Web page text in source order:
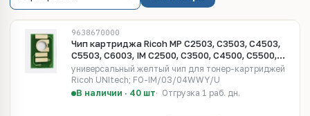
9638670000
Чип картриджа Ricoh MP C2503, C3503, C4503,
C5503, C6003, IM C2500, C3500, C4500, C5500,
C6000 Universal yellow UNItech(Apex)
универсальный желтый чип для тонер-картриджей
Ricoh UNItech; FO-IM/03/04WWY/U
В наличии · 40 шт
Отгрузка 1 раб. дн.